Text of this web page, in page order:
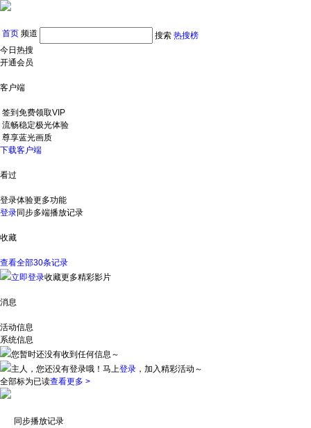
首页 频道 搜索 热搜榜
今日热搜
开通会员
客户端
签到免费领取VIP
流畅稳定极光体验
尊享蓝光画质
下载客户端
看过
登录体验更多功能
登录同步多端播放记录
收藏
查看全部30条记录
立即登录收藏更多精彩影片
消息
活动信息
系统信息
您暂时还没有收到任何信息～
主人，您还没有登录哦！ 马上登录 ，加入精彩活动～
全部标为已读查看更多 >
同步播放记录